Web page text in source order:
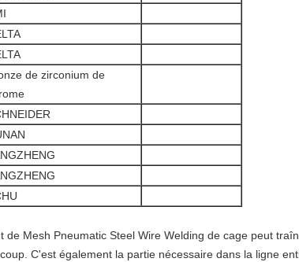
de zirconium de
Mesh Pneumatic Steel Wire Welding de cage peut
C'est également la partie nécessaire dans la ligne